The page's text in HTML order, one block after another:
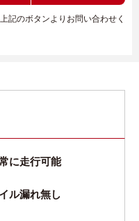
記のボタンよりお問い合わせく
に走行可能
ル漏れ無し